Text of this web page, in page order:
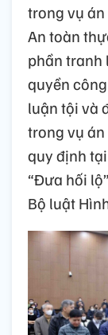
trong vụ
An toàn
phần tranh
quyền
luận tội và
trong vụ án
quy định
“Đưa hối
Bộ luật